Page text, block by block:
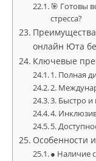
🎯 Готовы
стресса?
онлайн Юта
Ключевые
1. Полная
2.
3. Быстро и
4.
5.
Особенности
● Наличие